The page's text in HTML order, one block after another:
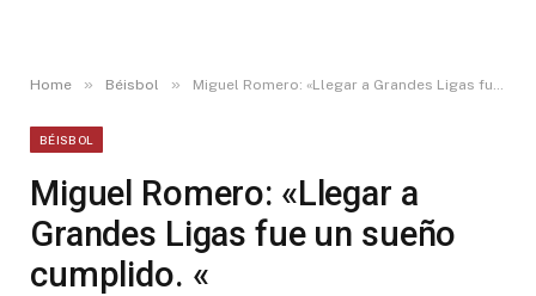
Home » Béisbol » Miguel Romero: «Llegar a Grandes Ligas fue un sueño cumplido. «
BÉISBOL
Miguel Romero: «Llegar a
Grandes Ligas fue un sueño
cumplido. «